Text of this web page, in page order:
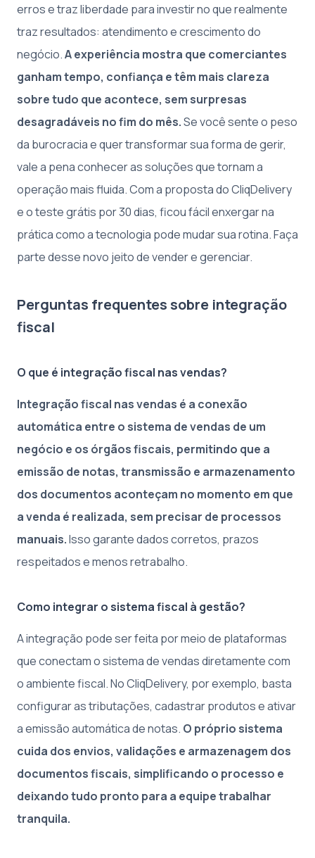
erros e traz liberdade para investir no que realmente
traz resultados: atendimento e crescimento do
negócio.A experiência mostra que comerciantes
ganham tempo, confiança e têm mais clareza
sobre tudo que acontece, sem surpresas
desagradáveis no fim do mês.Se você sente o peso
da burocracia e quer transformar sua forma de gerir,
vale a pena conhecer as soluções que tornam a
operação mais fluida. Com a proposta do CliqDelivery
e o teste grátis por 30 dias, ficou fácil enxergar na
prática como a tecnologia pode mudar sua rotina. Faça
parte desse novo jeito de vender e gerenciar.
Perguntas frequentes sobre integração
fiscal
O que é integração fiscal nas vendas?
Integração fiscal nas vendas é a conexão
automática entre o sistema de vendas de um
negócio e os órgãos fiscais, permitindo que a
emissão de notas, transmissão e armazenamento
dos documentos aconteçam no momento em que
a venda é realizada, sem precisar de processos
manuais.Isso garante dados corretos, prazos
respeitados e menos retrabalho.
Como integrar o sistema fiscal à gestão?
A integração pode ser feita por meio de plataformas
que conectam o sistema de vendas diretamente com
o ambiente fiscal. No CliqDelivery, por exemplo, basta
configurar as tributações, cadastrar produtos e ativar
a emissão automática de notas. O próprio sistema
cuida dos envios, validações e armazenagem dos
documentos fiscais, simplificando o processo e
deixando tudo pronto para a equipe trabalhar
tranquila.